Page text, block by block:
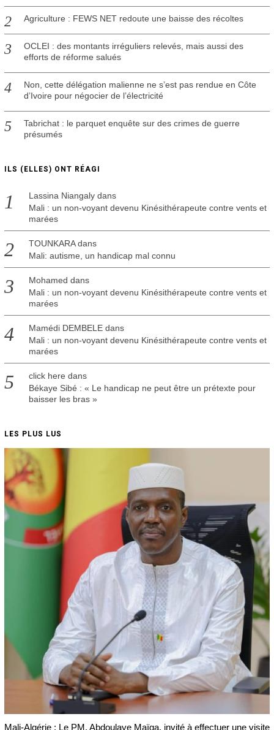
Agriculture : FEWS NET redoute une baisse des récoltes
OCLEI : des montants irréguliers relevés, mais aussi des
efforts de réforme salués
Non, cette délégation malienne ne s’est pas rendue en Côte
d’Ivoire pour négocier de l’électricité
Tabrichat : le parquet enquête sur des crimes de guerre
présumés
ILS (ELLES) ONT RÉAGI
Lassina Niangalydans
Mali : un non-voyant devenu Kinésithérapeute contre vents et
marées
TOUNKARAdans
Mali: autisme, un handicap mal connu
Mohamed dans
Mali : un non-voyant devenu Kinésithérapeute contre vents et
marées
Mamédi DEMBELEdans
Mali : un non-voyant devenu Kinésithérapeute contre vents et
marées
click here dans
Békaye Sibé : « Le handicap ne peut être un prétexte pour
baisser les bras »
LES PLUS LUS
Mali-Algérie : Le PM, Abdoulaye Maïga, invité à effectuer une visite